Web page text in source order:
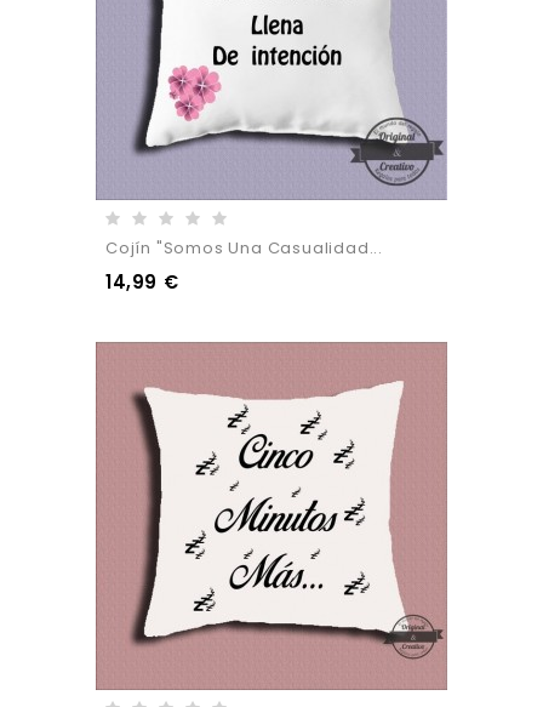
Cojín "Somos Una Casualidad...
14,99 €